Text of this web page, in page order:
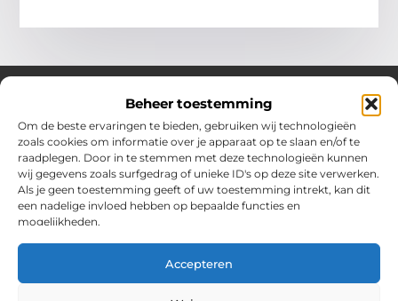
Beheer toestemming
Om de beste ervaringen te bieden, gebruiken wij technologieën
zoals cookies om informatie over je apparaat op te slaan en/of te
raadplegen. Door in te stemmen met deze technologieën kunnen
wij gegevens zoals surfgedrag of unieke ID's op deze site verwerken.
Als je geen toestemming geeft of uw toestemming intrekt, kan dit
een nadelige invloed hebben op bepaalde functies en
mogelijkheden.
Accepteren
Over Chobmak
Jouw gids voor inspiratie en tips uit het dagelijks leven.
Ontdek een brede verzameling blogs en artikelen die je helpen
om het meeste uit elke dag te halen, met praktische adviezen
en verrassende inzichten.
Bericht categorie